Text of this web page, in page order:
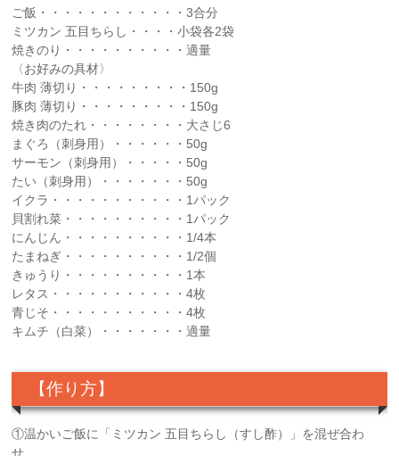
ご飯・・・・・・・・・・・・3合分
ミツカン 五目ちらし・・・・小袋各2袋
焼きのり・・・・・・・・・・適量
〈お好みの具材〉
牛肉 薄切り・・・・・・・・・150g
豚肉 薄切り・・・・・・・・・150g
焼き肉のたれ・・・・・・・・大さじ6
まぐろ（刺身用）・・・・・・50g
サーモン（刺身用）・・・・・50g
たい（刺身用）・・・・・・・50g
イクラ・・・・・・・・・・・1パック
貝割れ菜・・・・・・・・・・1パック
にんじん・・・・・・・・・・1/4本
たまねぎ・・・・・・・・・・1/2個
きゅうり・・・・・・・・・・1本
レタス・・・・・・・・・・・4枚
青じそ・・・・・・・・・・・4枚
キムチ（白菜）・・・・・・・適量
【作り方】
①温かいご飯に「ミツカン 五目ちらし（すし酢）」を混ぜ合わ
せ、